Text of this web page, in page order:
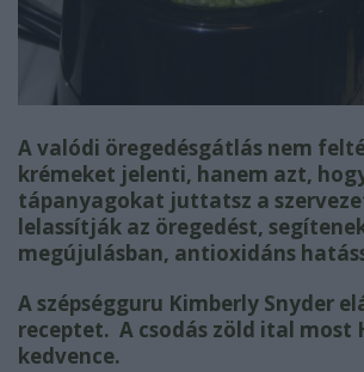
A valódi öregedésgátlás nem
krémeket jelenti, hanem azt,
tápanyagokat juttatsz a
lelassítják az öregedést,
megújulásban, antioxidáns
A szépségguru Kimberly Snyder
receptet. A csodás zöld ital most
kedvence.